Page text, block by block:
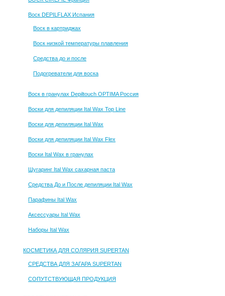
Воск DEPILFLAX Испания
Воск в картриджах
Воск низкой температуры плавления
Средства до и после
Подогреватели для воска
Воск в гранулах Depiltouch OPTIMA Россия
Воски для депиляции Ital Wax Top Line
Воски для депиляции Ital Wax
Воски для депиляции Ital Wax Flex
Воски Ital Wax в гранулах
Шугаринг Ital Wax сахарная паста
Средства До и После депиляции Ital Wax
Парафины Ital Wax
Аксессуары Ital Wax
Наборы Ital Wax
КОСМЕТИКА ДЛЯ СОЛЯРИЯ SUPERTAN
СРЕДСТВА ДЛЯ ЗАГАРА SUPERTAN
СОПУТСТВУЮЩАЯ ПРОДУКЦИЯ